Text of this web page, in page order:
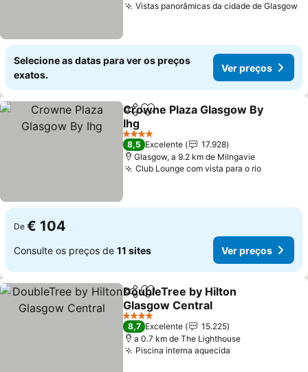
Vistas panorâmicas da cidade de Glasgow
Selecione as datas para ver os preços
exatos.
Ver preços
PartilharAdicionar aos favoritos
Crowne Plaza Glasgow By
Ihg
4 Estrelas
8,5 Excelente
17.928
Glasgow, a 9.2 km de Milngavie
Club Lounge com vista para o rio
De € 104
Consulte os preços de 11 sites Ver preços
PartilharAdicionar aos favoritos
DoubleTree by Hilton
Glasgow Central
4 Estrelas
8,7 Excelente
15.225
a 0.7 km de The Lighthouse
Piscina interna aquecida